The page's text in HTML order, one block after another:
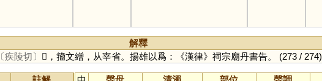
解釋
〔疾陵切〕 𦀓，籀文繒，从宰省。揚雄以爲：《漢律》祠宗廟丹書告。 (273 / 274)